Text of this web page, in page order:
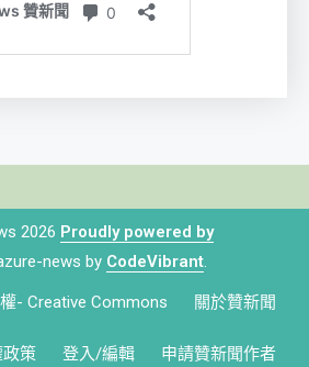
2026 Proudly powered by
news by CodeVibrant.
- Creative Commons 關於贊新聞
政策 登入/編輯 申請贊新聞作者